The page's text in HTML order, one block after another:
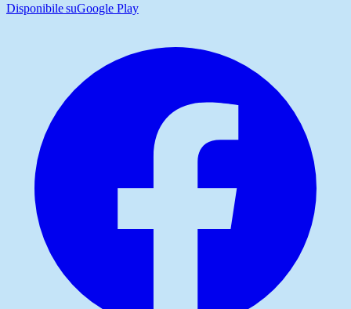
Disponibile suGoogle Play